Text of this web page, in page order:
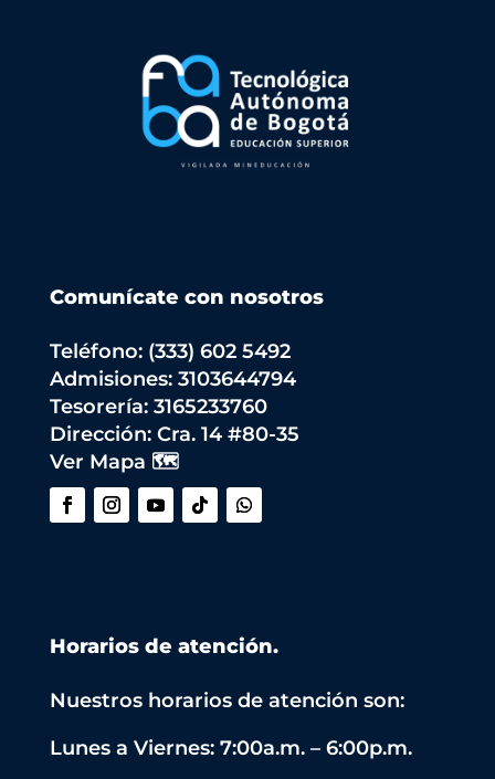
Comunícate con nosotros
Teléfono: (333) 602 5492
Admisiones: 3103644794
Tesorería: 3165233760
Dirección: Cra. 14 #80-35
Ver Mapa 🗺️
Horarios de atención.
Nuestros horarios de atención son:
Lunes a Viernes: 7:00a.m. – 6:00p.m.